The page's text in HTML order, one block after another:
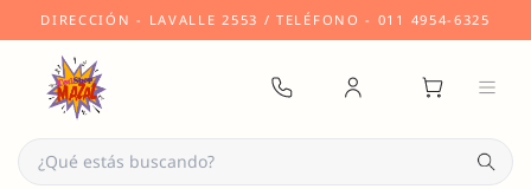
DIRECCIÓN - LAVALLE 2553 /TELÉFONO - 011 4954-6325